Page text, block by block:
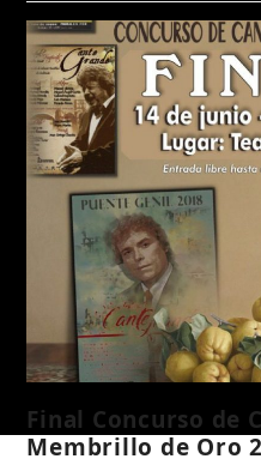
Final Concurso de
Membrillo de Oro